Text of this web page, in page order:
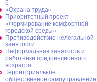
6
«Охрана труда»
Приоритетный проект
«Формирование комфортной
городской среды»
Противодействие нелегальной
занятости
Неформальная занятость и
работники предпенсионного
возраста
Территориальное
общественное самоуправление